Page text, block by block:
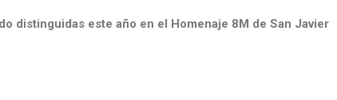
distinguidas este año en el Homenaje 8M de San Javier